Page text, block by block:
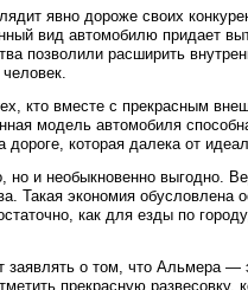
явно дороже своих
вид автомобилю придает
позволили расширить
кто вместе с прекрасным
модель автомобиля
которая далека от
но и необыкновенно выгодно.
Такая экономия обусловлена
как для езды по
заявлять о том, что Альмера —
прекрасную развесовку,